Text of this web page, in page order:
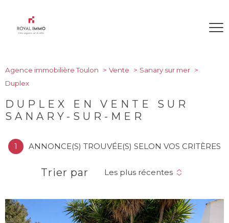
Agence immobilière Toulon Vente
Sanary sur mer
Duplex
DUPLEX EN VENTE SUR
SANARY-SUR-MER
1 ANNONCE(S) TROUVÉE(S) SELON VOS CRITÈRES
Trier par Les plus récentes